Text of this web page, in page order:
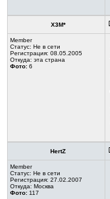
X3M*
Member
Статус: Не в сети
Регистрация: 08.05.2005
Откуда: эта страна
Фото: 6
HertZ
Member
Статус: Не в сети
Регистрация: 27.02.2007
Откуда: Москва
Фото: 117